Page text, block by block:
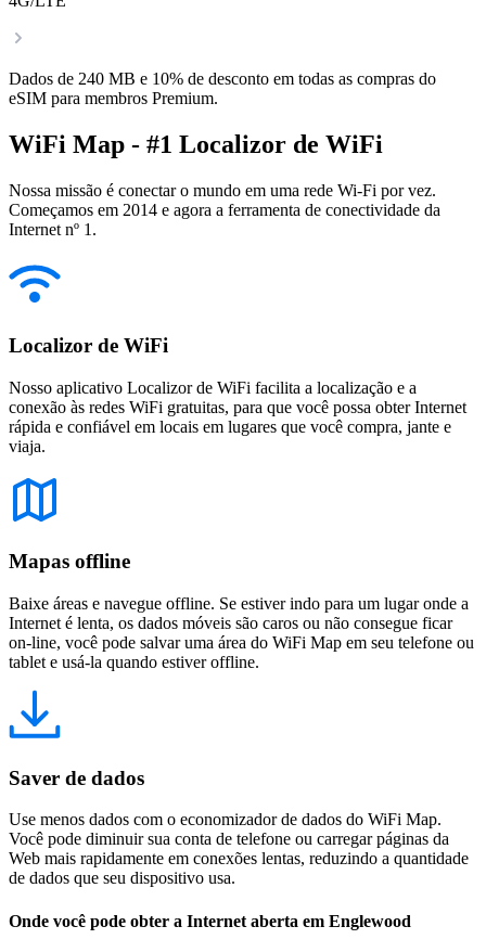
Dados de 240 MB e 10% de desconto em todas as compras do
eSIM para membros Premium.
WiFi Map - #1 Localizor de WiFi
Nossa missão é conectar o mundo em uma rede Wi-Fi por vez.
Começamos em 2014 e agora a ferramenta de conectividade da
Internet nº 1.
Localizor de WiFi
Nosso aplicativo Localizor de WiFi facilita a localização e a
conexão às redes WiFi gratuitas, para que você possa obter Internet
rápida e confiável em locais em lugares que você compra, jante e
viaja.
Mapas offline
Baixe áreas e navegue offline. Se estiver indo para um lugar onde a
Internet é lenta, os dados móveis são caros ou não consegue ficar
on-line, você pode salvar uma área do WiFi Map em seu telefone ou
tablet e usá-la quando estiver offline.
Saver de dados
Use menos dados com o economizador de dados do WiFi Map.
Você pode diminuir sua conta de telefone ou carregar páginas da
Web mais rapidamente em conexões lentas, reduzindo a quantidade
de dados que seu dispositivo usa.
Onde você pode obter a Internet aberta em Englewood